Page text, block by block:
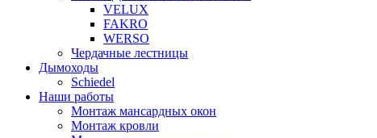
VELUX
FAKRO
WERSO
Чердачные лестницы
Дымоходы
Schiedel
Наши работы
Монтаж мансардных окон
Монтаж кровли